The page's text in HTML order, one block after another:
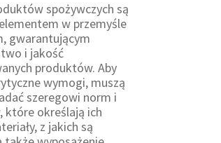
spożywczych są
w przemyśle
gwarantującym
i jakość
produktów. Aby
wymogi, muszą
szeregowi norm i
które określają ich
z jakich są